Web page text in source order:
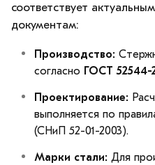
соответствует
документам:
Производство:
согласно ГОСТ 52544-
Проектирование:
выполняется по
(СНиП 52-01-2003).
Марки стали: Для